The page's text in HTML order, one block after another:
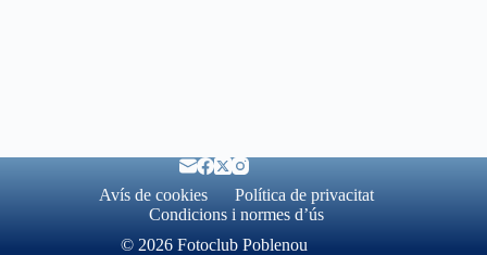
Avís de cookies
Política de privacitat
Condicions i normes d’ús
© 2026 Fotoclub Poblenou